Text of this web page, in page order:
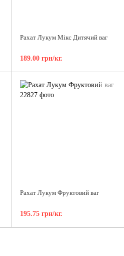
Рахат Лукум Мікс Дитячий ваг
189.00 грн/кг.
Рахат Лукум Фруктовий ваг
195.75 грн/кг.